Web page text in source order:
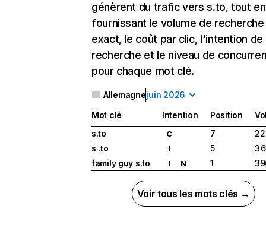
génèrent du trafic vers s.to, tout en
fournissant le volume de recherche
exact, le coût par clic, l'intention de
recherche et le niveau de
pour chaque mot clé.
Allemagnejuin 2026
Mot clé Intention Position
s.to
C 7
s .to
I 5
3
family guy s.to
I N 1
Voir tous les mots clés →